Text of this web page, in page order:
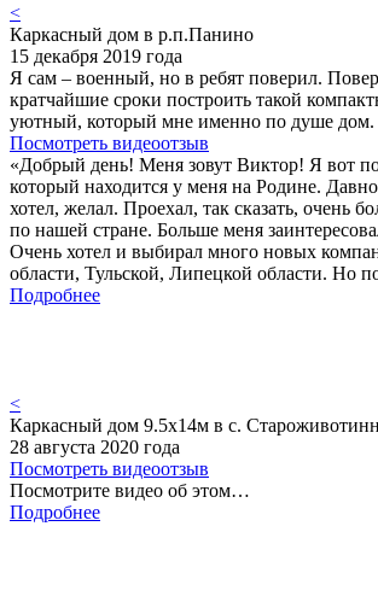
<
Каркасный дом в р.п.Панино
15 декабря 2019 года
Я сам – военный, но в ребят поверил.
кратчайшие сроки построить такой
уютный, который мне именно по душе
Посмотреть видеоотзыв
«Добрый день! Меня зовут Виктор! Я вот
который находится у меня на Родине.
хотел, желал. Проехал, так сказать, очень
по нашей стране. Больше меня
Очень хотел и выбирал много новых
области, Тульской, Липецкой области. Но
Подробнее
<
Каркасный дом 9.5х14м в с.
28 августа 2020 года
Посмотреть видеоотзыв
Посмотрите видео об этом…
Подробнее